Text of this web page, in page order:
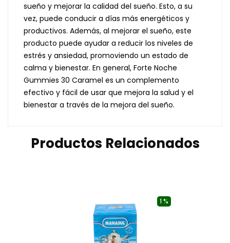
sueño y mejorar la calidad del sueño. Esto, a su
vez, puede conducir a días más energéticos y
productivos. Además, al mejorar el sueño, este
producto puede ayudar a reducir los niveles de
estrés y ansiedad, promoviendo un estado de
calma y bienestar. En general, Forte Noche
Gummies 30 Caramel es un complemento
efectivo y fácil de usar que mejora la salud y el
bienestar a través de la mejora del sueño.
Productos Relacionados
1 %